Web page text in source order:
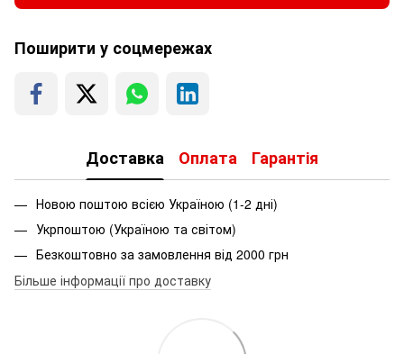
Поширити у соцмережах
Доставка Оплата Гарантія
Новою поштою всією Україною (1-2 дні)
Укрпоштою (Україною та світом)
Безкоштовно за замовлення від 2000 грн
Більше інформації про доставку